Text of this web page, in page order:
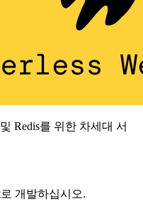
Redis를 위한 차세대 서
로 개발하십시오.